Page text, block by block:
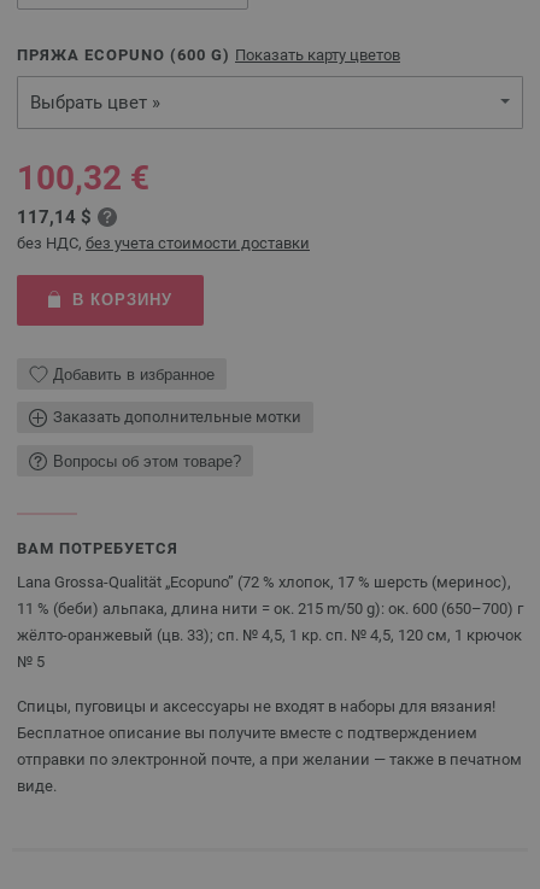
ПРЯЖА ECOPUNO (600 G) Показать карту цветов
Выбрать цвет »
100,32 €
117,14 $
без НДС, без учета стоимости доставки
В КОРЗИНУ
Добавить в избранное
Заказать дополнительные мотки
Вопросы об этом товаре?
ВАМ ПОТРЕБУЕТСЯ
Lana Grossa-Qualität „Ecopuno” (72 % хлопок, 17 % шерсть (меринос),
11 % (беби) альпака, длина нити = ок. 215 m/50 g): ок. 600 (650–700) г
жёлто-оранжевый (цв. 33); сп. № 4,5, 1 кр. сп. № 4,5, 120 см, 1 крючок
№ 5
Спицы, пуговицы и аксессуары не входят в наборы для вязания!
Бесплатное описание вы получите вместе с подтверждением
отправки по электронной почте, а при желании — также в печатном
виде.